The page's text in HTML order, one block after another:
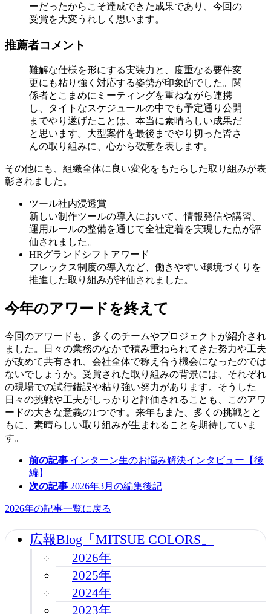
ーだったからこそ達成できた成果であり、今回の
受賞を大変うれしく思います。
推薦者コメント
難解な仕様を形にする実装力と、度重なる要件変
更にも粘り強く対応する姿勢が印象的でした。関
係者とこまめにミーティングを重ねながら連携
し、タイトなスケジュールの中でも予定通り公開
までやり遂げたことは、本当に素晴らしい成果だ
と思います。大型案件を最後までやり切った皆さ
んの取り組みに、心から敬意を表します。
その他にも、組織全体に良い変化をもたらした取り組みが表
彰されました。
ツール社内浸透賞
新しい制作ツールの導入において、情報発信や講習、
運用ルールの整備を通じて全社定着を実現した点が評
価されました。
HRグランドシフトアワード
フレックス制度の導入など、働きやすい環境づくりを
推進した取り組みが評価されました。
今年のアワードを終えて
今回のアワードも、多くのチームやプロジェクトが紹介され
ました。日々の業務のなかで積み重ねられてきた努力や工夫
が改めて共有され、会社全体で称え合う機会になったのでは
ないでしょうか。受賞された取り組みの背景には、それぞれ
の現場での試行錯誤や粘り強い努力があります。そうした
日々の挑戦や工夫がしっかりと評価されることも、このアワ
ードの大きな意義の1つです。来年もまた、多くの挑戦とと
もに、素晴らしい取り組みが生まれることを期待していま
す。
前の記事 インターン生のお悩み解決インタビュー【後
編】
次の記事 2026年3月の編集後記
2026年の記事一覧に戻る
広報Blog「MITSUE COLORS」
2026年
2025年
2024年
2023年